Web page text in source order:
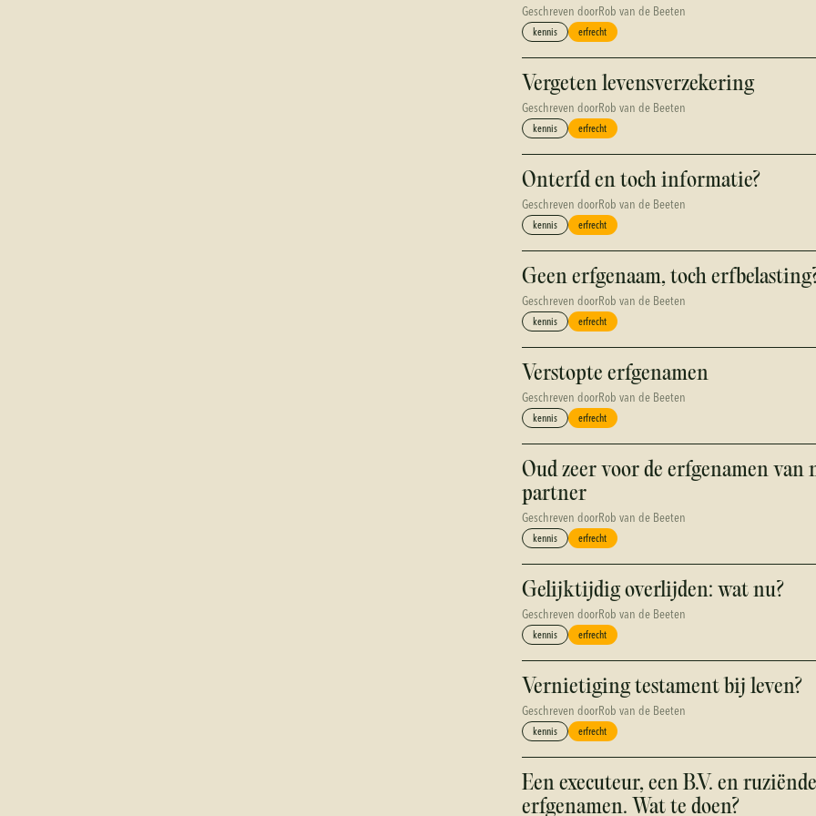
Geschreven doorRob van de Beeten
kennis erfrecht
Vergeten levensverzekering
Geschreven doorRob van de Beeten
kennis erfrecht
Onterfd en toch informatie?
Geschreven doorRob van de Beeten
kennis erfrecht
Geen erfgenaam, toch
Geschreven doorRob van de Beeten
kennis erfrecht
Verstopte erfgenamen
Geschreven doorRob van de Beeten
kennis erfrecht
Oud zeer voor de erfgenamen van
partner
Geschreven doorRob van de Beeten
kennis erfrecht
Gelijktijdig overlijden: wat nu?
Geschreven doorRob van de Beeten
kennis erfrecht
Vernietiging testament bij leven?
Geschreven doorRob van de Beeten
kennis erfrecht
Een executeur, een B.V. en ruziënde
erfgenamen. Wat te doen?